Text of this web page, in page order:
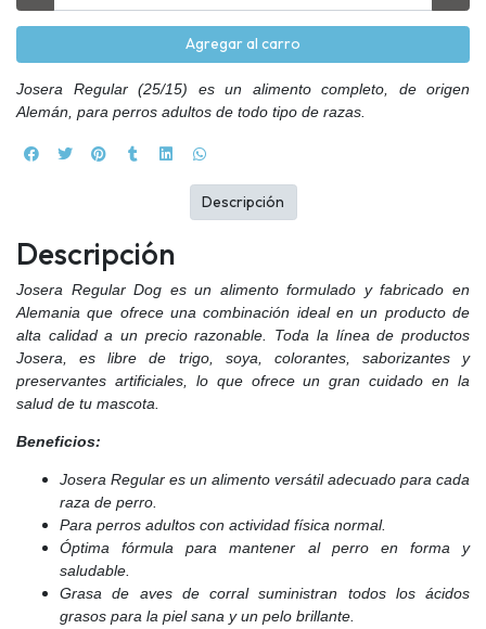
Agregar al carro
Josera Regular (25/15) es un alimento completo, de origen
Alemán, para perros adultos de todo tipo de razas.
Descripción
Josera Regular Dog es un alimento formulado y fabricado en
Alemania que ofrece una combinación ideal en un producto de
alta calidad a un precio razonable. Toda la línea de productos
Josera, es libre de trigo, soya, colorantes, saborizantes y
preservantes artificiales, lo que ofrece un gran cuidado en la
salud de tu mascota.
Beneficios:
Josera Regular es un alimento versátil adecuado para cada
raza de perro.
Para perros adultos con actividad física normal.
Óptima fórmula para mantener al perro en forma y
saludable.
Grasa de aves de corral suministran todos los ácidos
grasos para la piel sana y un pelo brillante.
Descripción